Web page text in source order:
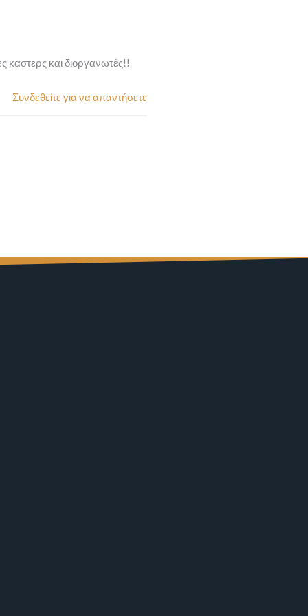
καστερς και διοργανωτές!!
Συνδεθείτε για να απαντήσετε